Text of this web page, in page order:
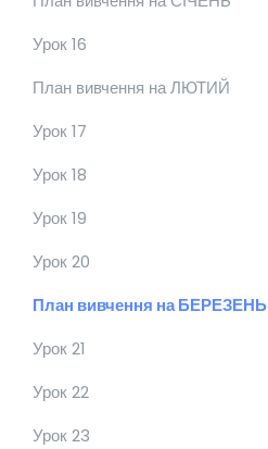
Урок 16
План вивчення на ЛЮТИЙ
Урок 17
Урок 18
Урок 19
Урок 20
План вивчення на БЕРЕЗЕНЬ
Урок 21
Урок 22
Урок 23